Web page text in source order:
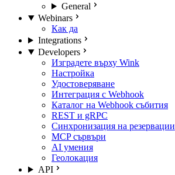
General
Webinars
Как да
Integrations
Developers
Изградете върху Wink
Настройка
Удостоверяване
Интеграция с Webhook
Каталог на Webhook събития
REST и gRPC
Синхронизация на резервации
MCP сървъри
AI умения
Геолокация
API